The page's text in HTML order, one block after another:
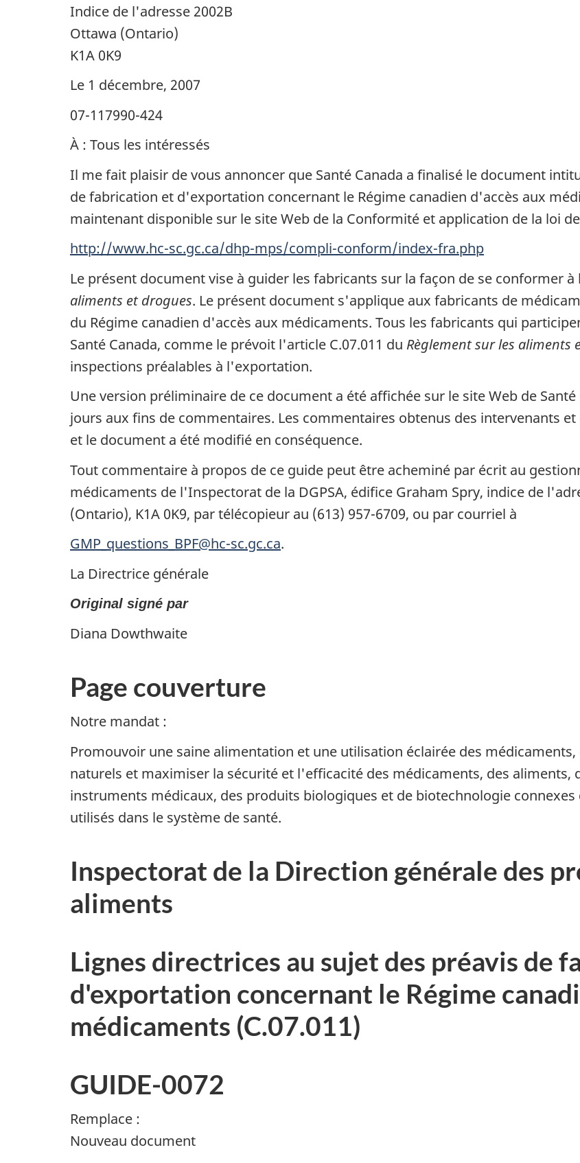
Indice de l'adresse 2002B
Ottawa (Ontario)
K1A 0K9
Le 1 décembre, 2007
07-117990-424
À : Tous les intéressés
Il me fait plaisir de vous annoncer que Santé Canada a finalisé le document
de fabrication et d'exportation concernant le Régime canadien d'accès aux
maintenant disponible sur le site Web de la Conformité et application de la loi
http://www.hc-sc.gc.ca/dhp-mps/compli-conform/index-fra.php
Le présent document vise à guider les fabricants sur la façon de se conformer à
aliments et drogues. Le présent document s'applique aux fabricants de
du Régime canadien d'accès aux médicaments. Tous les fabricants qui
Santé Canada, comme le prévoit l'article C.07.011 du Règlement sur les aliments
inspections préalables à l'exportation.
Une version préliminaire de ce document a été affichée sur le site Web de
jours aux fins de commentaires. Les commentaires obtenus des intervenants
et le document a été modifié en conséquence.
Tout commentaire à propos de ce guide peut être acheminé par écrit au
médicaments de l'Inspectorat de la DGPSA, édifice Graham Spry, indice de
(Ontario), K1A 0K9, par télécopieur au (613) 957-6709, ou par courriel à
GMP_questions_BPF@hc-sc.gc.ca.
La Directrice générale
Original signé par
Diana Dowthwaite
Page couverture
Notre mandat :
Promouvoir une saine alimentation et une utilisation éclairée des
naturels et maximiser la sécurité et l'efficacité des médicaments, des aliments,
instruments médicaux, des produits biologiques et de biotechnologie
utilisés dans le système de santé.
Inspectorat de la Direction générale des
aliments
Lignes directrices au sujet des préavis de
d'exportation concernant le Régime
médicaments (C.07.011)
GUIDE-0072
Remplace :
Nouveau document